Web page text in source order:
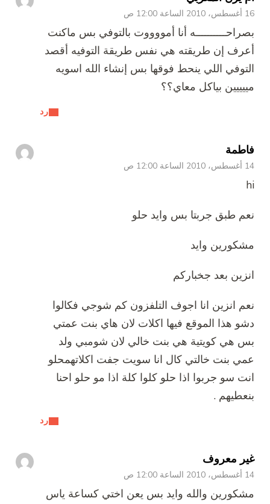
16 أغسطس، 2010 الساعة 12:00 ص
رد
بصراحــــــــــه أنا أمووووت بالتوفي بس ماكنت
أعرف إن طريقته هي نفس طريقة التوفيه أقصد
التوفي اللي ينحط فوقها بس إنشاء الله اسويه
مييييين بياكل معاي؟؟
فاطمة
14 أغسطس، 2010 الساعة 12:00 ص
رد
hi
نعم طبق جربتا بس وايد حلو
مشكورين وايد
انزين بعد جخباركم
نعم انزين انا اجوف التلفزون كم شوجي فكالوا
دشو هذا الموقع فيها اكلات لان هاي بنت عمتي
بس هي كويتية هي بنت خالي لان شومبي ولد
عمي بنت خالتي كال انا سويت جفت اكلاتهمحلو
انت سو جربوا اذا حلو كلوا كلة اذا مو حلو احنا
بنعطيهم .
غير معروف
14 أغسطس، 2010 الساعة 12:00 ص
مشكورين والله وايد بس يعن اختي كساعة ياس